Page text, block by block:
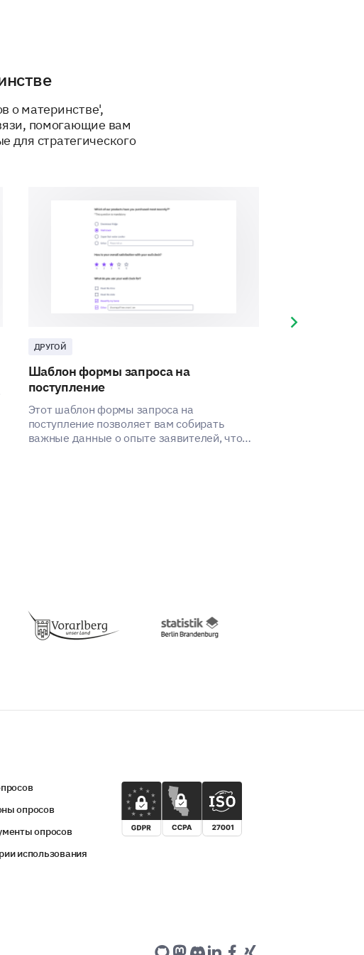
services could be enhanced.
or suggestions you have to improve
о материнстве',
помогающие вам
для стратегического
ДРУГОЙ
Шаблон формы запроса на
поступление
Этот шаблон формы запроса на
поступление позволяет вам собирать
важные данные о опыте заявителей, что
Next slide
опросов
опросов
использования